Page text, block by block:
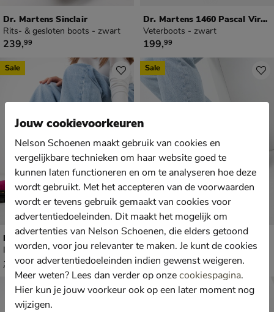
Dr. Martens Sinclair
Rits- & gesloten boots - zwart
€ 239,99
239,99
Dr. Martens 1460 Pascal Virginia Mono
Veterboots - zwart
€ 199,99
199,99
Dr. Martens ZebZag
Instapschoenen - roze
van € 139,99 voor € 97,99
139,99 97,99
Sale
Dr. Martens Jorge II
Instapschoenen - cognac
van € 159,99 voor € 111,99
159,99 111,99
Sale
Sale
Jouw cookievoorkeuren
Nelson Schoenen maakt gebruik van cookies en
vergelijkbare technieken om haar website goed te
kunnen laten functioneren en om te analyseren hoe deze
wordt gebruikt. Met het accepteren van de voorwaarden
wordt er tevens gebruik gemaakt van cookies voor
advertentiedoeleinden. Dit maakt het mogelijk om
advertenties van Nelson Schoenen, die elders getoond
worden, voor jou relevanter te maken. Je kunt de cookies
voor advertentiedoeleinden indien gewenst weigeren.
Meer weten? Lees dan verder op onzecookiespagina.
Hier kun je jouw voorkeur ook op een later moment nog
wijzigen.